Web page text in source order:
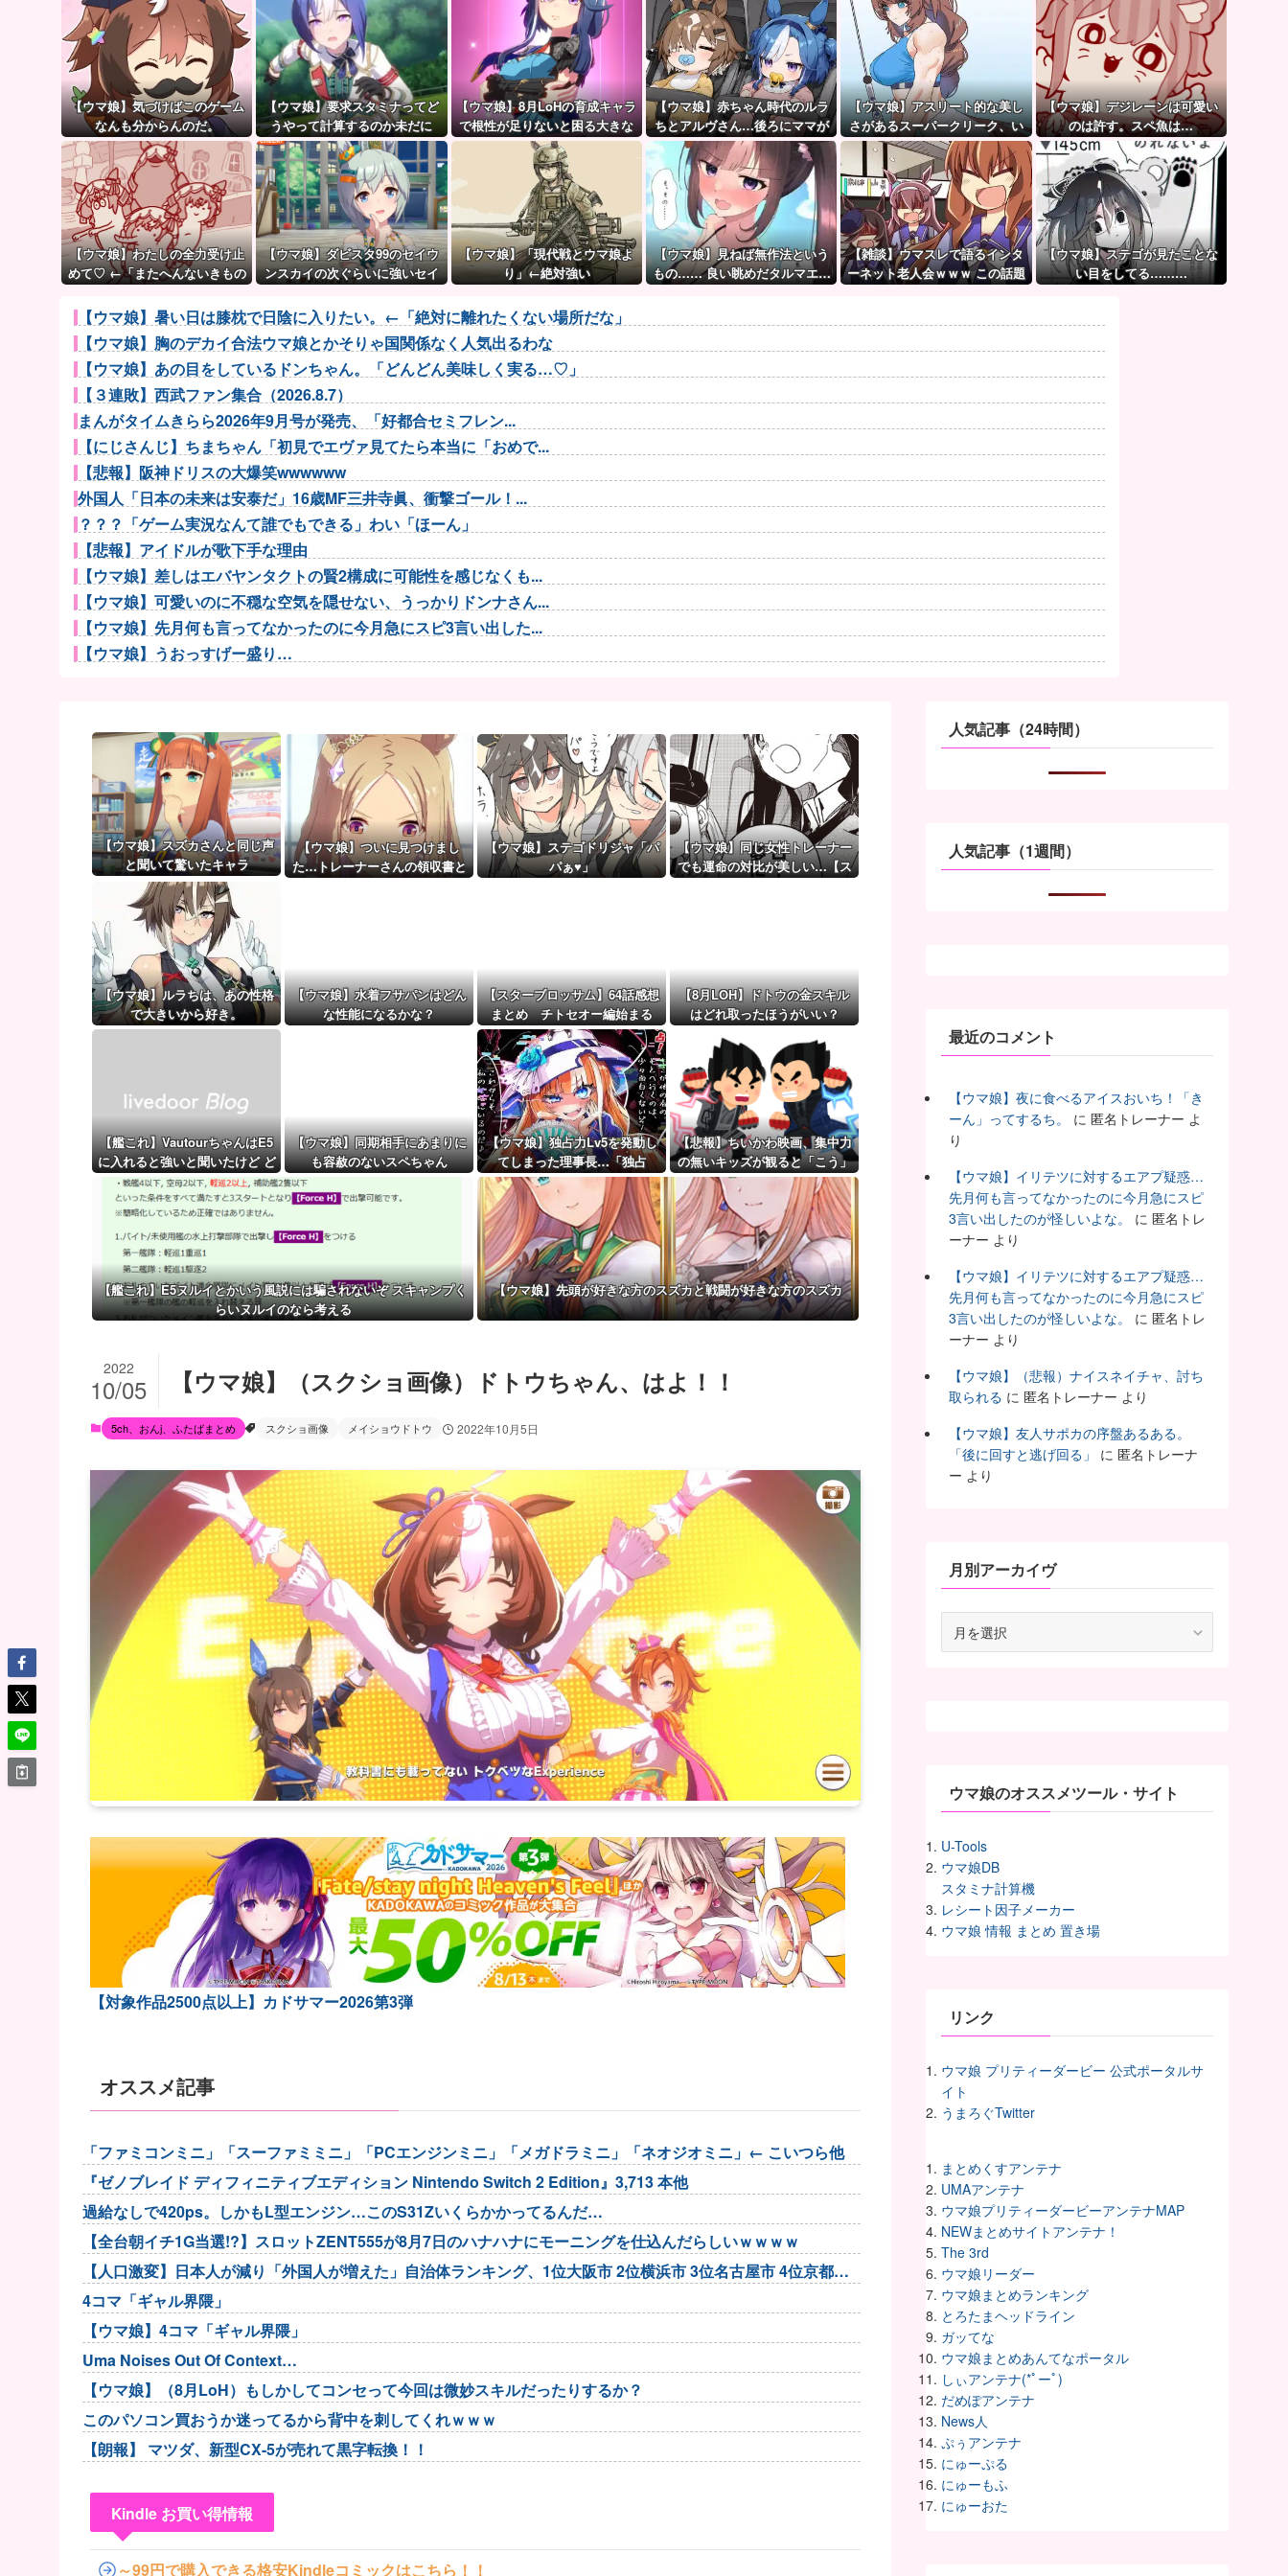
【ウマ娘】気づけばこのゲーム
なんも分からんのだ。
【ウマ娘】要求スタミナってど
うやって計算するのか未だに
謎…
【ウマ娘】8月LoHの育成キャラ
で根性が足りないと困る大きな
理由がこちら。←「不調を考慮
すると1021必要」
【ウマ娘】赤ちゃん時代のルラ
ちとアルヴさん…後ろにママが
見えるな？
【ウマ娘】アスリート的な美し
さがあるスーパークリーク、い
いよね…
【ウマ娘】デジレーンは可愛い
のは許す。スペ魚は…
【ウマ娘】わたしの全力受け止
めて♡ ←「またへんないきもの
【ウマ娘】ダビスタ99のセイウ
ンスカイの次ぐらいに強いセイ
【ウマ娘】「現代戦とウマ娘よ
り」←絶対強い
【ウマ娘】見ねば無作法という
もの…… 良い眺めだタルマエ…
【雑談】ウマスレで語るインタ
ーネット老人会ｗｗｗ この話題
【ウマ娘】ステゴが見たことな
い目をしてる………
【ウマ娘】暑い日は膝枕で日陰に入りたい。←「絶対に離れたくない場所だな」
【ウマ娘】胸のデカイ合法ウマ娘とかそりゃ国関係なく人気出るわな
【ウマ娘】あの目をしているドンちゃん。「どんどん美味しく実る…♡」
【３連敗】西武ファン集合（2026.8.7）
まんがタイムきらら2026年9月号が発売、「好都合セミフレン...
【にじさんじ】ちまちゃん「初見でエヴァ見てたら本当に「おめで...
【悲報】阪神ドリスの大爆笑wwwwww
外国人「日本の未来は安泰だ」16歳MF三井寺眞、衝撃ゴール！...
？？？「ゲーム実況なんて誰でもできる」わい「ほーん」
【悲報】アイドルが歌下手な理由
【ウマ娘】差しはエバヤンタクトの賢2構成に可能性を感じなくも...
【ウマ娘】可愛いのに不穏な空気を隠せない、うっかりドンナさん...
【ウマ娘】先月何も言ってなかったのに今月急にスピ3言い出した...
【ウマ娘】うおっすげー盛り…
横浜F・マリノスMF三井寺眞が16歳で開幕スタメン出場し最年...
BABYMETALのサマーソニックへの出演回数が歴代2位
サングラスかけるの恥ずかしいと思ってたけど、日差し強すぎてサ...
SES10年目のワイ、転職するか迷う
【画像】電車の『ドア横キープマン』、炎上wwwwwwww
登山口でスマホは預けて入山するルールにできないでしょうか？山...
【ウマ娘】（審議）無凸ブーケと完凸シャカール、中距離先行編成...
【ウマ娘】覚醒Lv6、7の解放が今後2か月置きに実装予定！第...
【ウマ娘】スズカさんと同じ声
と聞いて驚いたキャラ
【ウマ娘】ついに見つけまし
た…トレーナーさんの領収書と
【ウマ娘】ステゴドリジャ「パ
パぁ♥」
【ウマ娘】同じ女性トレーナー
でも運命の対比が美しい…【ス
【ウマ娘】ルラちは、あの性格
で大きいから好き。
【ウマ娘】水着フサパンはどん
な性能になるかな？
【スターブロッサム】64話感想
まとめ チトセオー編始まる
か？
【8月LOH】ドトウの金スキル
はどれ取ったほうがいい？
【艦これ】VautourちゃんはE5
に入れると強いと聞いたけど ど
れくらいつよいのかしら
【ウマ娘】同期相手にあまりに
も容赦のないスペちゃん
【ウマ娘】独占力Lv5を発動し
てしまった理事長…「独占
ッ！」
【悲報】ちいかわ映画、集中力
の無いキッズが観ると「こう」
なります・・・・・
【艦これ】E5ヌルイとかいう風説には騙されないぞ スキャンプく
らいヌルイのなら考える
【ウマ娘】先頭が好きな方のスズカと戦闘が好きな方のスズカ
【ウマ娘】（スクショ画像）ドトウちゃん、はよ！！
2022
10/05
5ch、おんj、ふたばまとめ スクショ画像 メイショウドトウ 2022年10月5日
【対象作品2500点以上】カドサマー2026第3弾
オススメ記事
「ファミコンミニ」「スーファミミニ」「PCエンジンミニ」「メガドラミニ」「ネオジオミニ」← こいつら他
『ゼノブレイド ディフィニティブエディション Nintendo Switch 2 Edition』3,713 本他
過給なしで420ps。しかもL型エンジン…このS31Zいくらかかってるんだ…
【全台朝イチ1G当選!?】スロットZENT555が8月7日のハナハナにモーニングを仕込んだらしいｗｗｗｗ
【人口激変】日本人が減り「外国人が増えた」自治体ランキング、1位大阪市 2位横浜市 3位名古屋市 4位京都市
5位川口市...
4コマ「ギャル界隈」
【ウマ娘】4コマ「ギャル界隈」
Uma Noises Out Of Context…
【ウマ娘】（8月LoH）もしかしてコンセって今回は微妙スキルだったりするか？
このパソコン買おうか迷ってるから背中を刺してくれｗｗｗ
【朗報】 マツダ、新型CX-5が売れて黒字転換！！
Kindle お買い得情報
～99円で購入できる格安Kindleコミックはこちら！！
人気記事（24時間）
人気記事（1週間）
最近のコメント
【ウマ娘】夜に食べるアイスおいち！「き
ーん」ってするち。
に 匿名トレーナー よ
り
【ウマ娘】イリテツに対するエアプ疑惑…
先月何も言ってなかったのに今月急にスピ
3言い出したのが怪しいよな。
に 匿名トレ
ーナー より
【ウマ娘】イリテツに対するエアプ疑惑…
先月何も言ってなかったのに今月急にスピ
3言い出したのが怪しいよな。
に 匿名トレ
ーナー より
【ウマ娘】（悲報）ナイスネイチャ、討ち
取られる に 匿名トレーナー より
【ウマ娘】友人サポカの序盤あるある。
「後に回すと逃げ回る」
に 匿名トレーナ
ー より
月別アーカイヴ
ウマ娘のオススメツール・サイト
U-Tools
ウマ娘DB
スタミナ計算機
レシート因子メーカー
ウマ娘 情報 まとめ 置き場
リンク
ウマ娘 プリティーダービー 公式ポータルサ
イト
うまろぐTwitter
まとめくすアンテナ
UMAアンテナ
ウマ娘プリティーダービーアンテナMAP
NEWまとめサイトアンテナ！
The 3rd
ウマ娘リーダー
ウマ娘まとめランキング
とろたまヘッドライン
ガッてな
ウマ娘まとめあんてなポータル
しぃアンテナ(*ﾟーﾟ)
だめぽアンテナ
News人
ぷぅアンテナ
にゅーぷる
にゅーもふ
にゅーおた